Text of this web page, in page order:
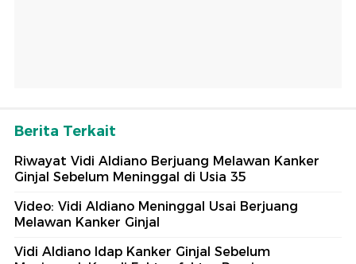
Berita Terkait
Riwayat Vidi Aldiano Berjuang Melawan Kanker
Ginjal Sebelum Meninggal di Usia 35
Video: Vidi Aldiano Meninggal Usai Berjuang
Melawan Kanker Ginjal
Vidi Aldiano Idap Kanker Ginjal Sebelum